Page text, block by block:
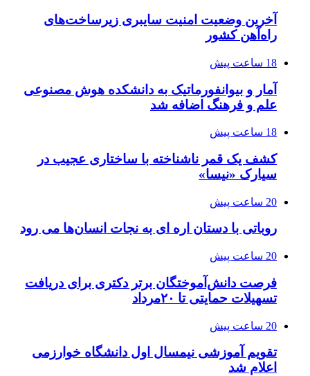
آخرین وضعیت امنیت سایبری زیرساخت‌های
راه‌آهن کشور
18 ساعت پیش
آمار و بیوانفورماتیک به دانشکده هوش مصنوعی
علم و فرهنگ اضافه شد
18 ساعت پیش
کشف یک قمر ناشناخته با ساختاری عجیب در
سیارک «نیسا»
20 ساعت پیش
روباتی با دستان اره ای به نجات انسان‌ها می رود
20 ساعت پیش
فرصت دانش‌آموختگان برتر دکتری‌ برای دریافت
تسهیلات حمایتی تا ۲۰مرداد
20 ساعت پیش
تقویم آموزشی نیمسال اول دانشگاه خوارزمی
اعلام شد